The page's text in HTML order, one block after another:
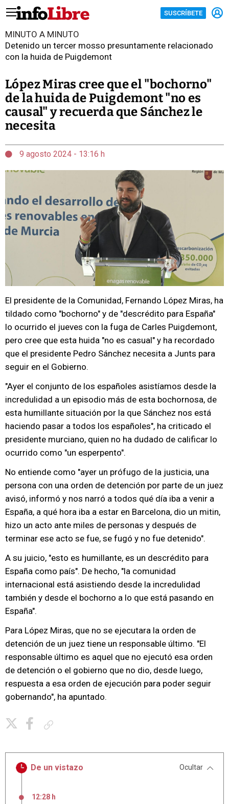
SUSCRÍBETE
MINUTO A MINUTO
Detenido un tercer mosso presuntamente relacionado
con la huida de Puigdemont
López Miras cree que el "bochorno"
de la huida de Puigdemont "no es
causal" y recuerda que Sánchez le
necesita
9 agosto 2024 - 13:16 h
El presidente de la Comunidad, Fernando López Miras, ha
tildado como "bochorno" y de "descrédito para España"
lo ocurrido el jueves con la fuga de Carles Puigdemont,
pero cree que esta huida "no es casual" y ha recordado
que el presidente Pedro Sánchez necesita a Junts para
seguir en el Gobierno.
"Ayer el conjunto de los españoles asistíamos desde la
incredulidad a un episodio más de esta bochornosa, de
esta humillante situación por la que Sánchez nos está
haciendo pasar a todos los españoles", ha criticado el
presidente murciano, quien no ha dudado de calificar lo
ocurrido como "un esperpento".
No entiende como "ayer un prófugo de la justicia, una
persona con una orden de detención por parte de un juez
avisó, informó y nos narró a todos qué día iba a venir a
España, a qué hora iba a estar en Barcelona, dio un mitin,
hizo un acto ante miles de personas y después de
terminar ese acto se fue, se fugó y no fue detenido".
A su juicio, "esto es humillante, es un descrédito para
España como país". De hecho, "la comunidad
internacional está asistiendo desde la incredulidad
también y desde el bochorno a lo que está pasando en
España".
Para López Miras, que no se ejecutara la orden de
detención de un juez tiene un responsable último. "El
responsable último es aquel que no ejecutó esa orden
de detención o el gobierno que no dio, desde luego,
respuesta a esa orden de ejecución para poder seguir
gobernando", ha apuntado.
De un vistazo Ocultar
12:28 h